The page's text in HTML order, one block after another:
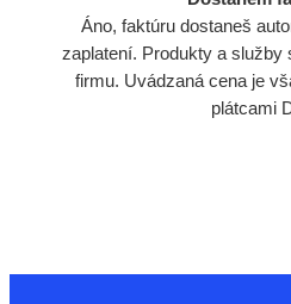
Áno, faktúru dostaneš
zaplatení. Produkty a služby
firmu. Uvádzaná cena je
plátcami